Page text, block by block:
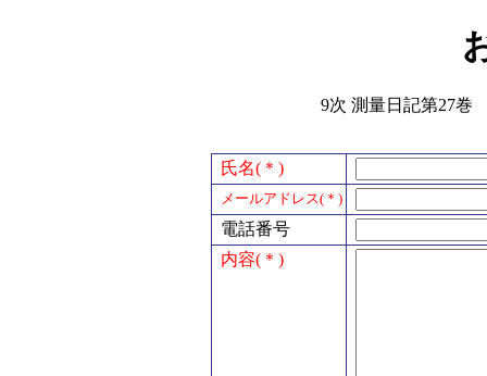
9次 測量日記第27巻
氏名(＊)
メールアドレス(＊)
電話番号
内容(＊)